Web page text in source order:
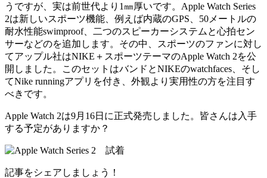
うですが、実は前世代より1㎜厚いです。Apple Watch Series
2は新しいスポーツ機能、例えば内蔵のGPS、50メートルの
耐水性能swimproof、二つのスピーカーシステムと心拍セン
サーなどのを追加します。その中、スポーツのファンに対し
てアップル社はNIKE＋スポーツテーマのApple Watch 2を公
開しました。このセットはバンドとNIKEのwatchfaces、そし
てNike runningアプリを付き、外観より実用性の方を注目す
べきです。
Apple Watch 2は9月16日に正式発売しました。皆さんは入手
する予定がありますか？
記事をシェアしましょう！